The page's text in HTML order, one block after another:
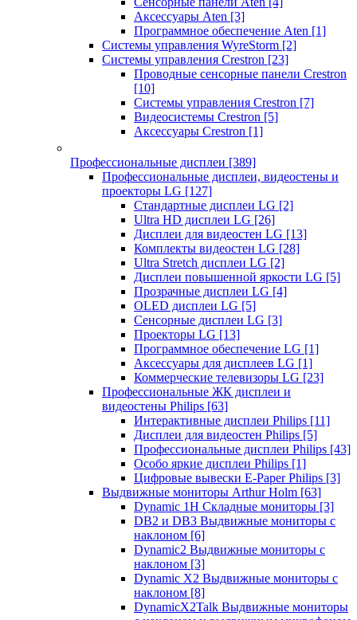
Аксессуары Aten [3]
Программное обеспечение Aten [1]
Системы управления WyreStorm [2]
Системы управления Crestron [23]
Проводные сенсорные панели Crestron
[10]
Системы управления Crestron [7]
Видеосистемы Crestron [5]
Аксессуары Crestron [1]
Профессиональные дисплеи [389]
Профессиональные дисплеи, видеостены и
проекторы LG [127]
Стандартные дисплеи LG [2]
Ultra HD дисплеи LG [26]
Дисплеи для видеостен LG [13]
Комплекты видеостен LG [28]
Ultra Stretch дисплеи LG [2]
Дисплеи повышенной яркости LG [5]
Прозрачные дисплеи LG [4]
OLED дисплеи LG [5]
Сенсорные дисплеи LG [3]
Проекторы LG [13]
Программное обеспечение LG [1]
Аксессуары для дисплеев LG [1]
Коммерческие телевизоры LG [23]
Профессиональные ЖК дисплеи и
видеостены Philips [63]
Интерактивные дисплеи Philips [11]
Дисплеи для видеостен Philips [5]
Профессиональные дисплеи Philips [43]
Особо яркие дисплеи Philips [1]
Цифровые вывески E-Paper Philips [3]
Выдвижные мониторы Arthur Holm [63]
Dynamic 1Н Складные мониторы [3]
DB2 и DB3 Выдвижные мониторы с
наклоном [6]
Dynamic2 Выдвижные мониторы с
наклоном [3]
Dynamic X2 Выдвижные мониторы с
наклоном [8]
DynamicX2Talk Выдвижные мониторы